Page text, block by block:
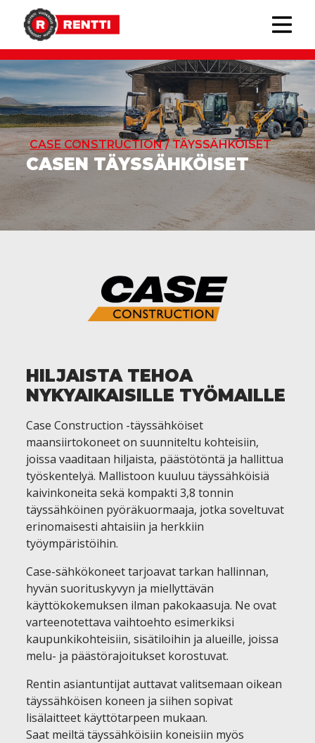
CASE CONSTRUCTION/ TÄYSSÄHKÖISET
CASEN TÄYSSÄHKÖISET
HILJAISTA TEHOA
NYKYAIKAISILLE TYÖMAILLE
Case Construction -täyssähköiset
maansiirtokoneet on suunniteltu kohteisiin,
joissa vaaditaan hiljaista, päästötöntä ja hallittua
työskentelyä. Mallistoon kuuluu täyssähköisiä
kaivinkoneita sekä kompakti 3,8 tonnin
täyssähköinen pyöräkuormaaja, jotka soveltuvat
erinomaisesti ahtaisiin ja herkkiin
työympäristöihin.
Case-sähkökoneet tarjoavat tarkan hallinnan,
hyvän suorituskyvyn ja miellyttävän
käyttökokemuksen ilman pakokaasuja. Ne ovat
varteenotettava vaihtoehto esimerkiksi
kaupunkikohteisiin, sisätiloihin ja alueille, joissa
melu- ja päästörajoitukset korostuvat.
Rentin asiantuntijat auttavat valitsemaan oikean
täyssähköisen koneen ja siihen sopivat
lisälaitteet käyttötarpeen mukaan.
Saat meiltä täyssähköisiin koneisiin myös